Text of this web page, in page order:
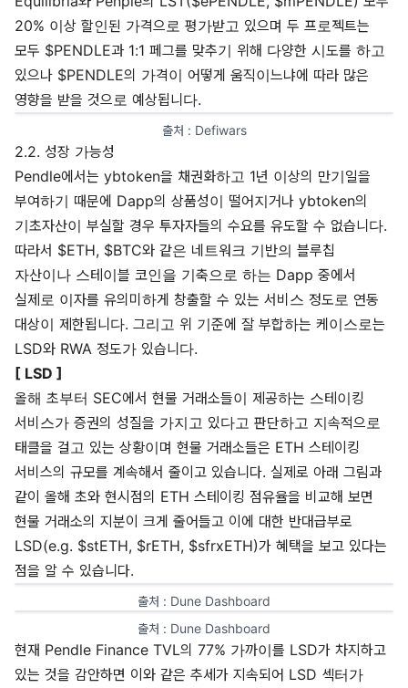
20% 이상 할인된 가격으로 평가받고 있으며 두 프로젝트는
모두 $PENDLE과 1:1 페그를 맞추기 위해 다양한 시도를 하고
있으나 $PENDLE의 가격이 어떻게 움직이느냐에 따라 많은
영향을 받을 것으로 예상됩니다.
출처 : Defiwars
2.2. 성장 가능성
Pendle에서는 ybtoken을 채권화하고 1년 이상의 만기일을
부여하기 때문에 Dapp의 상품성이 떨어지거나 ybtoken의
기초자산이 부실할 경우 투자자들의 수요를 유도할 수 없습니다.
따라서 $ETH, $BTC와 같은 네트워크 기반의 블루칩
자산이나 스테이블 코인을 기축으로 하는 Dapp 중에서
실제로 이자를 유의미하게 창출할 수 있는 서비스 정도로 연동
대상이 제한됩니다. 그리고 위 기준에 잘 부합하는 케이스로는
LSD와 RWA 정도가 있습니다.
[ LSD ]
올해 초부터 SEC에서 현물 거래소들이 제공하는 스테이킹
서비스가 증권의 성질을 가지고 있다고 판단하고 지속적으로
태클을 걸고 있는 상황이며 현물 거래소들은 ETH 스테이킹
서비스의 규모를 계속해서 줄이고 있습니다. 실제로 아래 그림과
같이 올해 초와 현시점의 ETH 스테이킹 점유율을 비교해 보면
현물 거래소의 지분이 크게 줄어들고 이에 대한 반대급부로
LSD(e.g. $stETH, $rETH, $sfrxETH)가 혜택을 보고 있다는
점을 알 수 있습니다.
출처 : Dune Dashboard
출처 : Dune Dashboard
현재 Pendle Finance TVL의 77% 가까이를 LSD가 차지하고
있는 것을 감안하면 이와 같은 추세가 지속되어 LSD 섹터가